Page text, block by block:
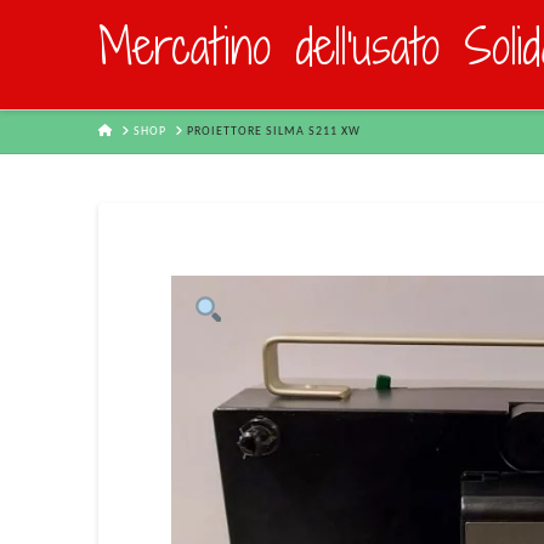
Mercatino dell'usato
HOMESHOP PROIETTORE SILMA S211 XW